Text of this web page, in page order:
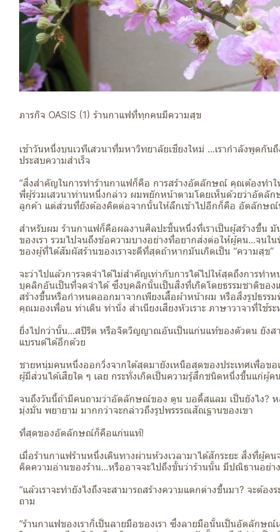
ภารกิจ OASIS (1) ร้านกาแฟที่ทุกคนมีความสุข
เช้าวันหนึ่งบนเวทีเสวนาที่มหาวิทยาลัยเชียงใหม่ ...เรากำลังพูดกัน
ประสบความสำเร็จ
“สิ่งสำคัญในการทำร้านกาแฟก็คือ การสร้างอัตลักษณ์ คุณต้องทำใ
พี่ผู้ร่วมเสวนาท่านหนึ่งกล่าว ผมพยักหน้าตามโดยเห็นด้วยว่าอัตลัก
ลูกค้า แต่ส่วนที่ยังต้องคิดต่อจากนั้นให้ลึกเข้าไปอีกก็คือ อัตลักษณ์
สำหรับผม ร้านกาแฟก็คือผลงานศิลปะชิ้นหนึ่งที่เราเป็นผู้สร้างขึ้น
ของเรา รวมไปจนถึงข้อความบางอย่างที่อยากส่งต่อให้ผู้คน…จนใน
ของผู้ที่ได้สัมผัสร้านของเราจะดีที่สุดถ้าหากมันเกิดเป็น “ความสุข”
จะว่าไปแล้วการจดจำได้ไม่สำคัญเท่ากับการได้ไปให้สุดถึงการท
บุคลิกอันเป็นที่จดจำได้ ซึ่งบุคลิกนั้นเป็นสิ่งที่เกิดโดยธรรมชาติของ
สร้างขึ้นหรือกำหนดออกมาจากเพียงเสื้อผ้าหน้าผม หรือสิ่งรูปธรร
คุณมองเพื่อน ท่าเดิน ท่านั่ง สำเนียงเสียงหัวเราะ ภาษาวาจาที่ใช้ร
ยิ่งไปกว่านั้น…สปิริต หรือจิตวิญญาณอันเป็นแก่นแท้ของตัวตน ยัง
แบรนด์ได้อีกด้วย
ชายหนุ่มคนหนึ่งออกวิ่งจากใต้สุดมายังเหนือสุดของประเทศเพื่อข
ผู้มีส่วนได้เสียใด ๆ เลย กระทั่งเกิดเป็นความรู้สึกชนิดหนึ่งขึ้นแก่ผู้ค
จนถึงวันนี้ถ้ามีคนถามว่าอัตลักษณ์ของ ตูน บอดี้สแลม เป็นยังไง?
มุ่งมั่น พยายาม มากกว่าจะกล่าวถึงรูปพรรรณสัณฐานของเขา
ที่สุดของอัตลักษณ์ก็คือแก่นแท้!
เมื่อร้านกาแฟร้านหนึ่งเดินทางผ่านห้วงเวลามาได้สักระยะ สิ่งที่ผู้ค
คิดความอ่านของร้าน…หรืออาจจะไปถึงขั้นว่าร้านนั้น มีปณิธานอย่าง
“แล้วเราจะทำยังไงถึงจะสามารถสร้างความแตกต่างขึ้นมา? จะต้อ
ถาม
“ร้านกาแฟของเราก็เป็นลายมือของเรา ซึ่งลายมือนั้นเป็นอัตลักษ